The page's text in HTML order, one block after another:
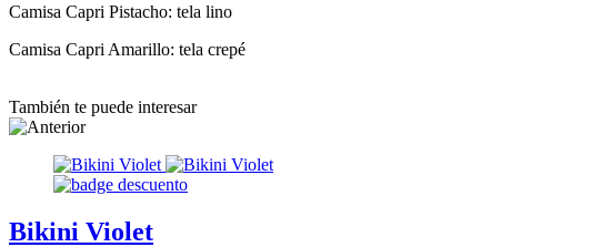
Camisa Capri Pistacho: tela lino
Camisa Capri Amarillo: tela crepé
También te puede interesar
Bikini Violet